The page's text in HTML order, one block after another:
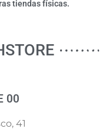
tiendas físicas.
00
41